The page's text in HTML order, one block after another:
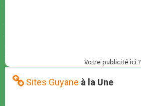
Votre publicité ici ?
Sites Guyane à la Une